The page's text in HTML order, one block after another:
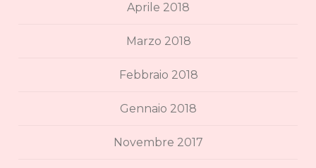
Aprile 2018
Marzo 2018
Febbraio 2018
Gennaio 2018
Novembre 2017